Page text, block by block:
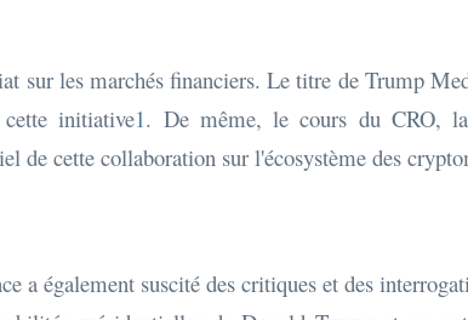
sur les marchés financiers. Le titre de Trump
cette initiative1. De même, le cours du CRO,
de cette collaboration sur l'écosystème des
a également suscité des critiques et des